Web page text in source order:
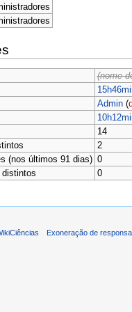
(nome
Admin (
14
2
(nos últimos 91 dias) 0
distintos
0
Exoneração de